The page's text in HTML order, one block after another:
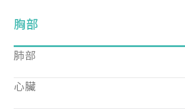
胸部
肺部
心臟